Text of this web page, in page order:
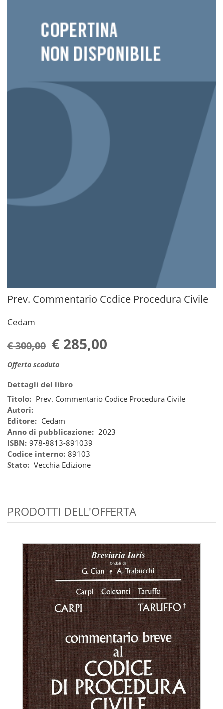
Prev. Commentario Codice Procedura Civile
Cedam
€ 300,00 € 285,00
Offerta scaduta
Dettagli del libro
Titolo: Prev. Commentario Codice Procedura Civile
Autori:
Editore: Cedam
Anno di pubblicazione: 2023
ISBN: 978-8813-891039
Codice interno: 89103
Stato: Vecchia Edizione
PRODOTTI DELL'OFFERTA